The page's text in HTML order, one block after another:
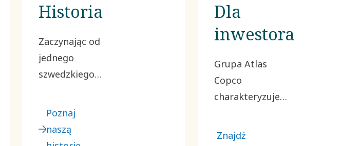
Historia
Zaczynając od
jednego
szwedzkiego
w 1873 roku,
rozwinęliśmy
się w rozległą
Poznaj
naszą
Dla
inwestora
Grupa Atlas
Copco
charakteryzuje
skoncentrowaną
Znajdź